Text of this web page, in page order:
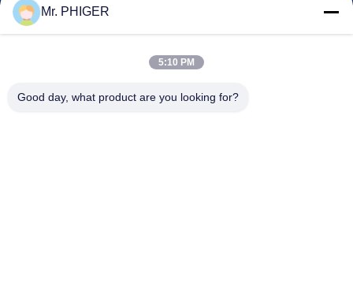
Sitemap
Εκδηλώσεις
Mr. PHIGER
5:10 PM
Good day, what product are you looking for?